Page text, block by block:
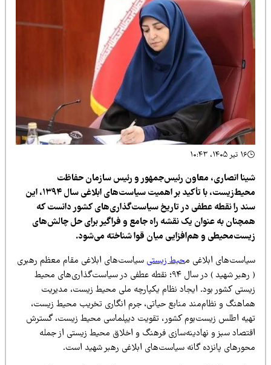
انصاری، معاون رئیس‌جمهور و رئیس سازمان حفاظت
محیط‌زیست، با تأکید بر اهمیت سیاست‌های ابلاغی سال ۱۳۹۴، این
را نقطه عطفی در تاریخ سیاست‌گذاری‌های کشور دانست که
به عنوان یک نقشه راه جامع و فراگیر برای حل چالش‌های
و هم‌افزایی میان قوا شناخته می‌شود.
ابلاغی محیط زیستیسیاست‌های ابلاغی مقام معظم رهبری
( رهبر شهید ) در سال ۹۴؛ نقطه عطفی در سیاست‌گذاری‌های محیط
کشور بود. ایجاد نظام یکپارچه ملی محیط زیست، مدیریت
و نظام‌مند منابع حیاتی، جرم انگاری تخریب محیط زیست،
اطلس زیست‌بوم کشور، تقویت دیپلماسی محیط زیست، گسترش
سبز و نهادینه‌سازی فرهنگ و اخلاق محیط زیستی از جمله
پانزده گانه سیاست‌های ابلاغی رهبر شهید است.